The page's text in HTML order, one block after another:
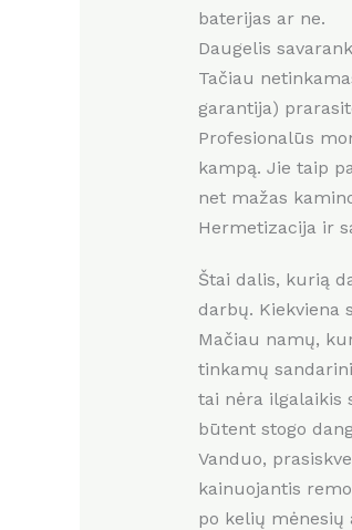
baterijas ar ne.
Daugelis
Tačiau
garantija)
Profesionalūs
kampą. Jie taip
net mažas
Hermetizacija ir
Štai dalis, kurią
darbų. Kiekviena
Mačiau namų,
tinkamų
tai nėra ilgalaikis
būtent stogo
Vanduo,
kainuojantis
po kelių